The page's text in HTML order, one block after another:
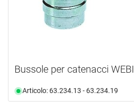
Bussole per catenacci WEBI
Articolo: 63.234.13 - 63.234.19